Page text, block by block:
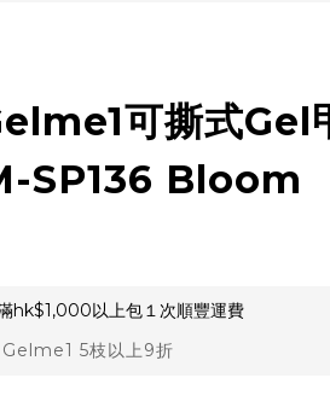
可撕式Gel
SP136 Bloom
hk$1,000以上包１次順豐運費
Gelme1 5枝以上9折